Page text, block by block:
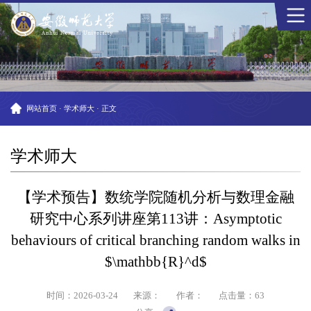
网站首页 · 学术师大 · 正文
学术师大
【学术预告】数统学院随机分析与数理金融
研究中心系列讲座第113讲：Asymptotic
behaviours of critical branching random walks in
$\mathbb{R}^d$
时间：2026-03-24 来源： 作者： 点击量：63